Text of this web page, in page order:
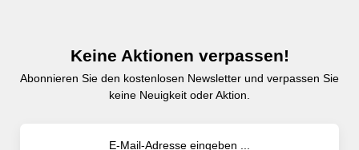
Keine Aktionen verpassen!
Abonnieren Sie den kostenlosen Newsletter und verpassen Sie
keine Neuigkeit oder Aktion.